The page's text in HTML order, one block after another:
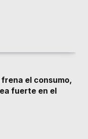
el consumo,
fuerte en el